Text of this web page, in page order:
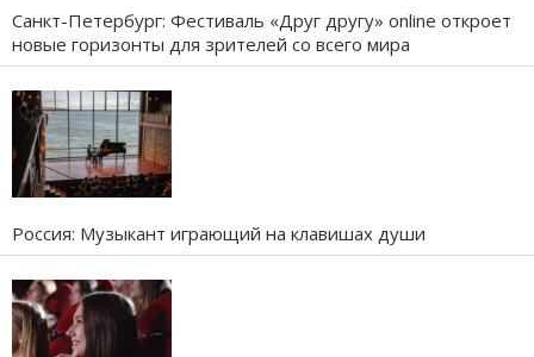
Санкт-Петербург: Фестиваль «Друг другу» online откроет
новые горизонты для зрителей со всего мира
Россия: Музыкант играющий на клавишах души